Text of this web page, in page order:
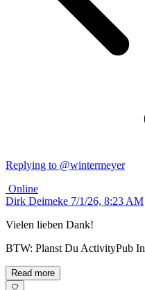
Replying to @wintermeyer
Online
Dirk Deimeke 7/1/26, 8:23 AM
Vielen lieben Dank!
BTW: Planst Du ActivityPub
Read more